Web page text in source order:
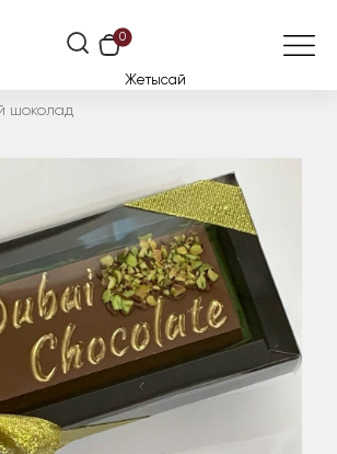
0
Жетысай
шоколад